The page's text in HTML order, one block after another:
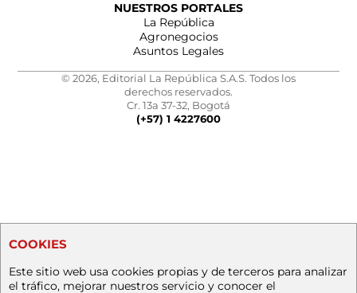
NUESTROS PORTALES
La República
Agronegocios
Asuntos Legales
© 2026, Editorial La República S.A.S. Todos los
derechos reservados.
Cr. 13a 37-32, Bogotá
(+57) 1 4227600
COOKIES
Este sitio web usa cookies propias y de terceros para analizar
el tráfico, mejorar nuestros servicio y conocer el